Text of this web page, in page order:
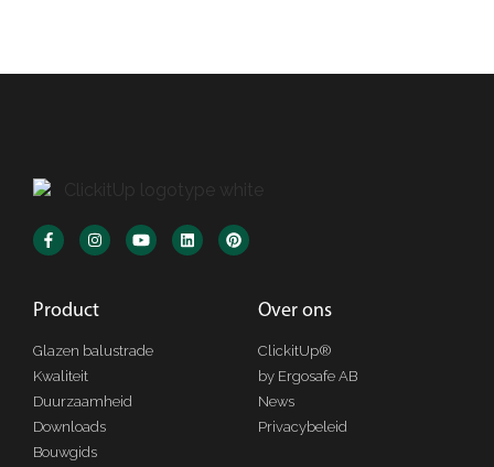
Product​
Glazen balustrade
Kwaliteit
Duurzaamheid
Downloads
Bouwgids
Over ons​
ClickitUp®
by Ergosafe AB
News
Privacybeleid